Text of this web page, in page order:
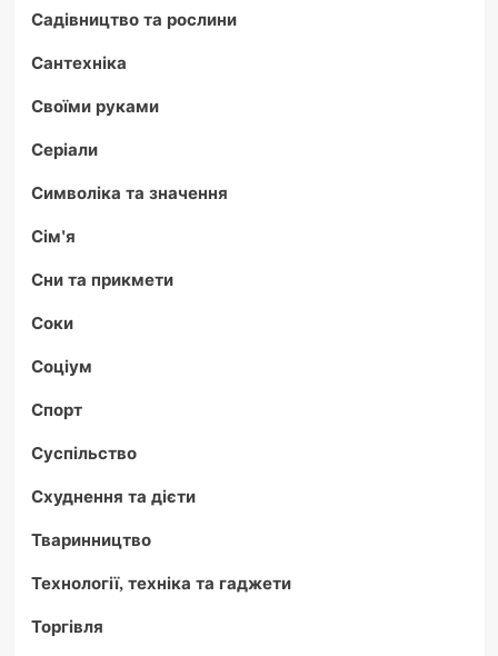
Садівництво та рослини
Сантехніка
Своїми руками
Серіали
Символіка та значення
Сім'я
Сни та прикмети
Соки
Соціум
Спорт
Суспільство
Схуднення та дієти
Тваринництво
Технології, техніка та гаджети
Торгівля